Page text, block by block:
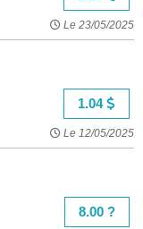
Le 23/05/2025
1.04
Le 12/05/2025
8.00 ?